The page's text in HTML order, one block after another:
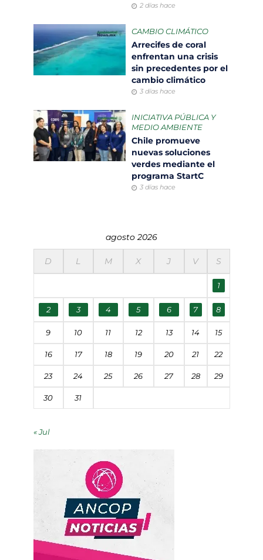
2 días hace
CAMBIO CLIMÁTICO
Arrecifes de coral
enfrentan una crisis
sin precedentes por el
cambio climático
3 días hace
INICIATIVA PÚBLICA Y
MEDIO AMBIENTE
Chile promueve
nuevas soluciones
verdes mediante el
programa StartC
3 días hace
agosto 2026
D L M X J V S
1
2 3 4 5 6 7 8
9 10 11 12 13 14 15
16 17 18 19 20 21 22
23 24 25 26 27 28 29
30 31
« Jul